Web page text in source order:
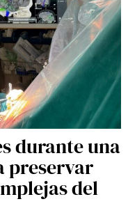
durante una
preservar
del